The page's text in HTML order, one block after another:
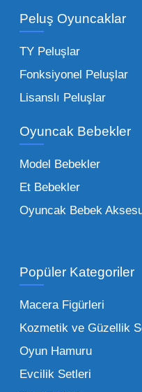
adetli stok
sürpriz
harçlıklarıyla
Çocuk
Bebeklik
toptan tedariği
figürlerden
her şeyi
İşletmeler için
şüphesiz ki
Oyuncak toptan
perakende satış
makas açılır ve bu
Peluş Oyuncaklar
TY Peluşlar
Fonksiyonel Peluşlar
Lisanslı Peluşlar
Oyuncak Bebekler
Model Bebekler
Et Bebekler
Oyuncak Bebek
Popüler Kategoriler
Macera Figürleri
Kozmetik ve Güzellik
Oyun Hamuru
Evcilik Setleri